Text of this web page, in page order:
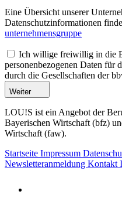
Eine Übersicht unserer
Datenschutzinformationen
unternehmensgruppe
Ich willige freiwillig in die
personenbezogenen Daten für
durch die Gesellschaften der
Weiter
LOU!S ist ein Angebot der
Bayerischen Wirtschaft (bfz)
Wirtschaft (faw).
Startseite Impressum
Newsletteranmeldung Kontakt